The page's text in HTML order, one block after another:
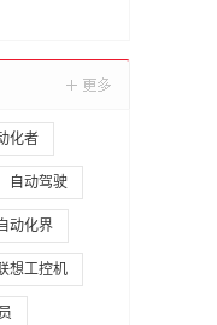
化者
自动驾驶
动化界
想工控机